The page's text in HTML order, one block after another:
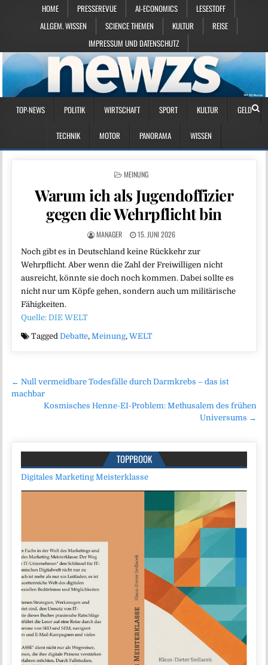
HOME PRESSEREVUE AI-ECONOMICS
LESESTOFF
ALLGEM. WISSEN
SCIENCE THEMEN KULTUR
REISE
IMPRESSUM UND DATENSCHUTZ
TOP-NEWS POLITIK WIRTSCHAFT SPORT KULTUR GELD
TECHNIK MOTOR PANORAMA WISSEN
POSTED IN
MEINUNG
Warum ich als Jugendoffizier
gegen die Wehrpflicht bin
MANAGER 15. JUNI 2026
Noch gibt es in Deutschland keine Rückkehr zur
Wehrpflicht. Aber wenn die Zahl der Freiwilligen nicht
ausreicht, könnte sie doch noch kommen. Dabei sollte es
nicht nur um Köpfe gehen, sondern auch um militärische
Fähigkeiten.
Quelle: DIE WELT
TaggedDebatte,Meinung,WELT
Beitragsnavigation
← Null vermeidbare Todesfälle durch Darmkrebs – das ist
machbar
Kosmisches Henne-EI-Problem: Methusalem des frühen
Universums →
TOPPBOOK
Digitales Marketing Meisterklasse